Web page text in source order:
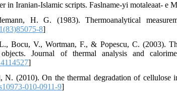
in Iranian-Islamic scripts. Faslname-yi motaleaat- e
H. G. (1983). Thermoanalytical
8]
Bocu, V., Wortman, F., & Popescu, C. (2003).
Journal of thermal analysis and
]
(2010). On the thermal degradation of cellulose
010-0911-9]